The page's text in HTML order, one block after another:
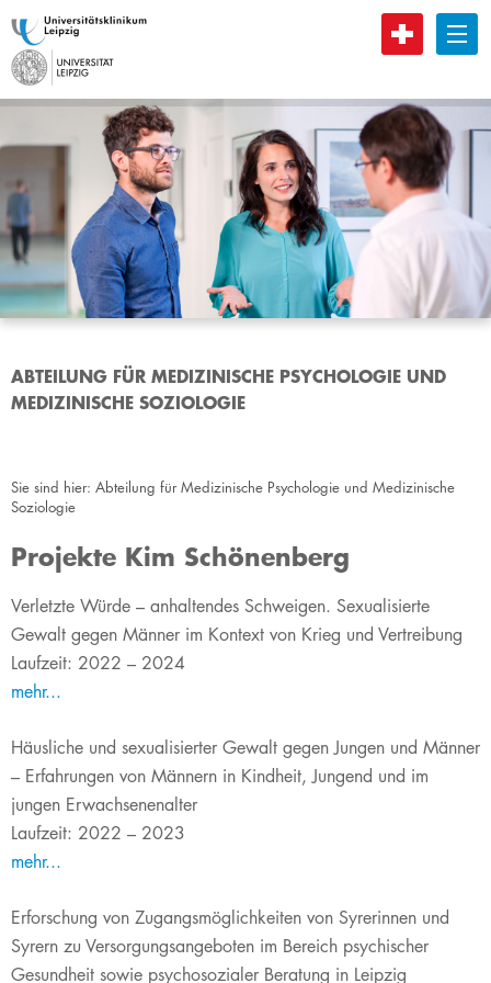
B
ABTEILUNG FÜR MEDIZINISCHE PSYCHOLOGIE UND
MEDIZINISCHE SOZIOLOGIE
Sie sind hier: Abteilung für Medizinische Psychologie und Medizinische
Soziologie
Projekte Kim Schönenberg
​Verletzte Würde – anhaltendes Schweigen. Sexualisierte
Gewalt gegen Männer im Kontext von Krieg und Vertreibung
Laufzeit: 2022 – 2024
me​hr...
Häusliche und sexualisierter Gewalt gegen Jungen und Männer
– Erfahrungen von Männern in Kindheit, Jungend und im
jungen Erwachsenenalter
Laufzeit: 2022 – 2023
mehr...
Erforschung von Zugangsmöglichkeiten von Syrerinnen und
Syrern zu Versorgungsangeboten im Bereich psychischer
Gesundheit sowie psychosozialer Beratung in Leipzig